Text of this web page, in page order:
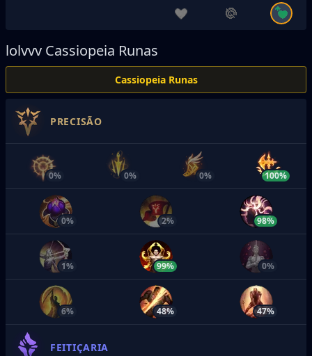
lolvvv Cassiopeia Runas
Cassiopeia Runas
PRECISÃO
0% 0% 0% 100%
0% 2% 98%
1% 99% 0%
6% 48% 47%
FEITIÇARIA